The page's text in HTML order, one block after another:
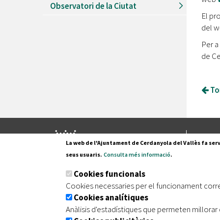
Observatori de la Ciutat
El
del
Per
de
Pl.
| Avís legal | Protecció de dades
La web de l'Ajuntament de Cerdanyola del Vallès fa
seus usuaris. Consulta més informació.
Cookies funcionals
Cookies necessaries per el funcionament
Cookies analítiques
Anàlisis d'estadístiques que permeten